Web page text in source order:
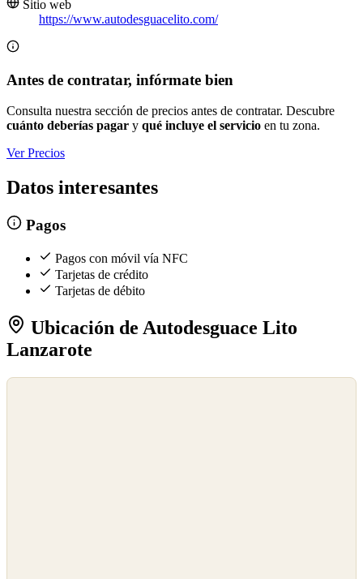
Sitio web
https://www.autodesguacelito.com/
Antes de contratar, infórmate bien
Consulta nuestra sección de precios antes de contratar. Descubre
cuánto deberías pagar y qué incluye el servicio en tu zona.
Ver Precios
Datos interesantes
Pagos
Pagos con móvil vía NFC
Tarjetas de crédito
Tarjetas de débito
Ubicación de Autodesguace Lito
Lanzarote